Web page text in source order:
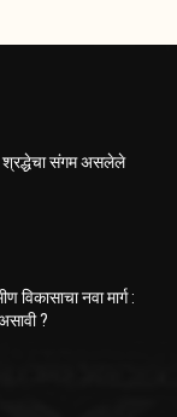
श्रद्धेचा संगम असलेले
विकासाचा नवा मार्ग :
?